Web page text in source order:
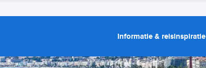
Informatie & reisinspiratie